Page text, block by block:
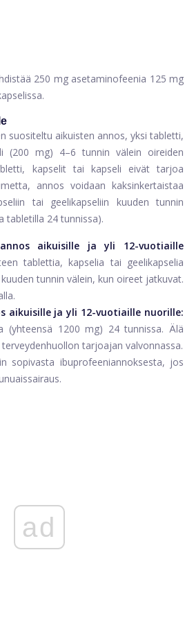
250 mg asetaminofeenia 125 mg
suositeltu aikuisten annos, yksi tabletti,
(200 mg) 4–6 tunnin välein oireiden
kapselit tai kapseli eivät tarjoa
annos voidaan kaksinkertaistaa
tai geelikapseliin kuuden tunnin
tabletilla 24 tunnissa).
annos aikuisille ja yli 12-vuotiaille
tablettia, kapselia tai geelikapselia
tunnin välein, kun oireet jatkuvat.
aikuisille ja yli 12-vuotiaille nuorille:
(yhteensä 1200 mg) 24 tunnissa. Älä
tarjoajan valvonnassa.
sopivasta ibuprofeeniannoksesta, jos
ad